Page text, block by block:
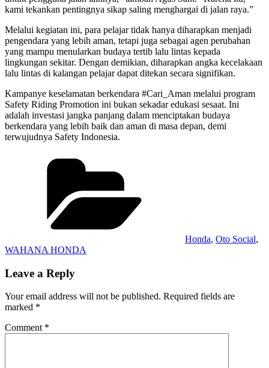
kami tekankan pentingnya sikap saling menghargai di jalan raya.”
Melalui kegiatan ini, para pelajar tidak hanya diharapkan menjadi
pengendara yang lebih aman, tetapi juga sebagai agen perubahan
yang mampu menularkan budaya tertib lalu lintas kepada
lingkungan sekitar. Dengan demikian, diharapkan angka kecelakaan
lalu lintas di kalangan pelajar dapat ditekan secara signifikan.
Kampanye keselamatan berkendara #Cari_Aman melalui program
Safety Riding Promotion ini bukan sekadar edukasi sesaat. Ini
adalah investasi jangka panjang dalam menciptakan budaya
berkendara yang lebih baik dan aman di masa depan, demi
terwujudnya Safety Indonesia.
Honda, Oto Social,
WAHANA HONDA
Leave a Reply
Your email address will not be published. Required fields are
marked *
Comment *